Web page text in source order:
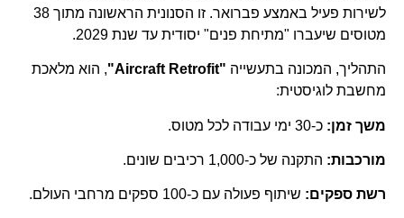
לשירות פעיל באמצע פברואר. זו הסנונית הראשונה מתוך 38
מטוסים שיעברו "מתיחת פנים" יסודית עד שנת 2029.
התהליך, המכונה בתעשייה "Aircraft Retrofit"
, הוא מלאכת
מחשבת לוגיסטית:
משך זמן: כ-30 ימי עבודה לכל מטוס.
מורכבות: התקנה של כ-1,000 רכיבים שונים.
רשת ספקים: שיתוף פעולה עם כ-100 ספקים מרחבי העולם.